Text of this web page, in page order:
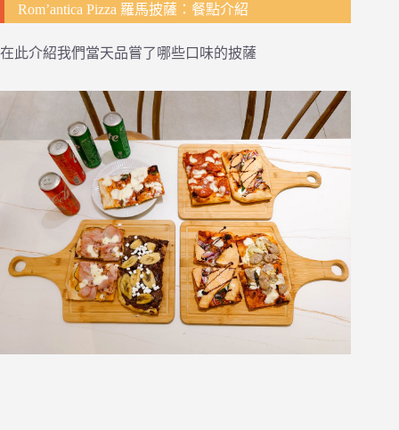
Rom’antica Pizza 羅馬披薩：餐點介紹
在此介紹我們當天品嘗了哪些口味的披薩